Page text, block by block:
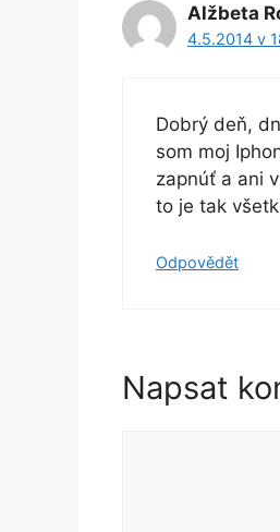
Alžbeta
4.5.2014 v
Dobrý deň,
som moj
zapnúť a ani
to je tak
Odpovědět
Napsat